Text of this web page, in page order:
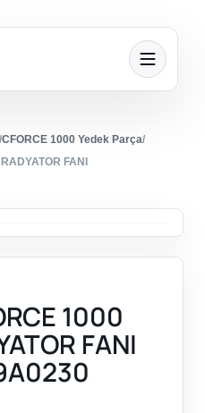
/CFORCE 1000 Yedek Parça/
FANI
1000
FANI